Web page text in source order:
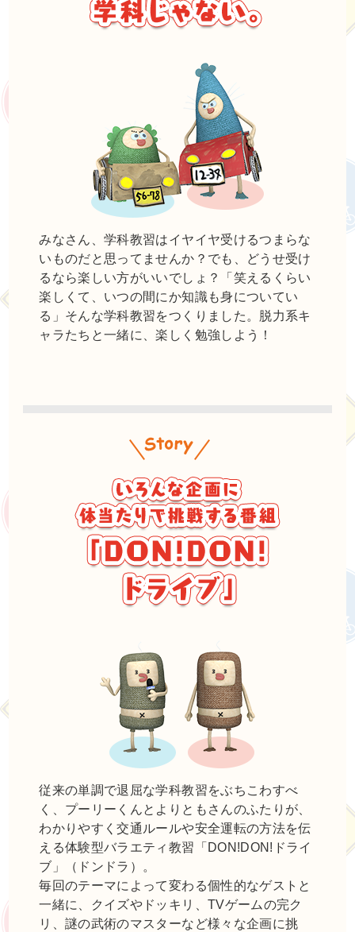
みなさん、学科教習はイヤイヤ受けるつまらな
いものだと思ってませんか？でも、どうせ受け
るなら楽しい方がいいでしょ？「笑えるくらい
楽しくて、いつの間にか知識も身についてい
る」そんな学科教習をつくりました。脱力系キ
ャラたちと一緒に、楽しく勉強しよう！
従来の単調で退屈な学科教習をぶちこわすべ
く、プーリーくんとよりともさんのふたりが、
わかりやすく交通ルールや安全運転の方法を伝
える体験型バラエティ教習「DON!DON!ドライ
ブ」（ドンドラ）。
毎回のテーマによって変わる個性的なゲストと
一緒に、クイズやドッキリ、TVゲームの完ク
リ、謎の武術のマスターなど様々な企画に挑